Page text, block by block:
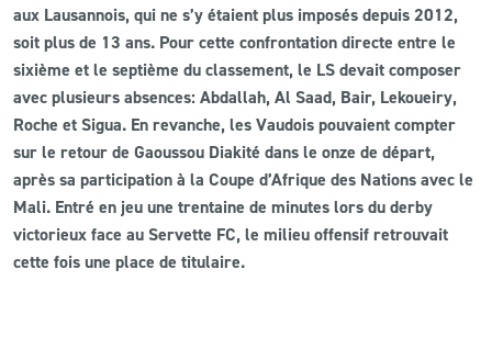
LS ACADEMY CAMPS
MATCH DES CELEBRITES
PRESSE ET MEDIAS
aux Lausannois, qui ne s’y étaient plus imposés depuis 2012,
soit plus de 13 ans. Pour cette confrontation directe entre le
sixième et le septième du classement, le LS devait composer
avec plusieurs absences: Abdallah, Al Saad, Bair, Lekoueiry,
Roche et Sigua. En revanche, les Vaudois pouvaient compter
sur le retour de Gaoussou Diakité dans le onze de départ,
après sa participation à la Coupe d’Afrique des Nations avec le
Mali. Entré en jeu une trentaine de minutes lors du derby
victorieux face au Servette FC, le milieu offensif retrouvait
cette fois une place de titulaire.